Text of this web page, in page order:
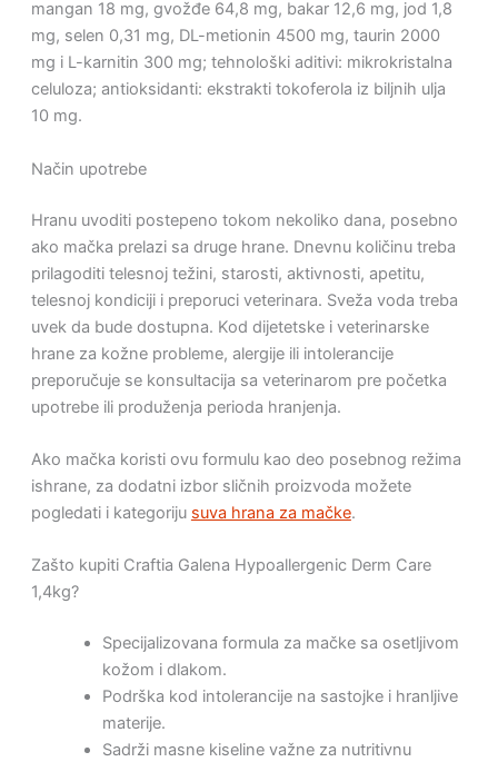
mangan 18 mg, gvožđe 64,8 mg, bakar 12,6 mg, jod 1,8
mg, selen 0,31 mg, DL-metionin 4500 mg, taurin 2000
mg i L-karnitin 300 mg; tehnološki aditivi: mikrokristalna
celuloza; antioksidanti: ekstrakti tokoferola iz biljnih ulja
10 mg.
Način upotrebe
Hranu uvoditi postepeno tokom nekoliko dana, posebno
ako mačka prelazi sa druge hrane. Dnevnu količinu treba
prilagoditi telesnoj težini, starosti, aktivnosti, apetitu,
telesnoj kondiciji i preporuci veterinara. Sveža voda treba
uvek da bude dostupna. Kod dijetetske i veterinarske
hrane za kožne probleme, alergije ili intolerancije
preporučuje se konsultacija sa veterinarom pre početka
upotrebe ili produženja perioda hranjenja.
Ako mačka koristi ovu formulu kao deo posebnog režima
ishrane, za dodatni izbor sličnih proizvoda možete
pogledati i kategoriju suva hrana za mačke.
Zašto kupiti Craftia Galena Hypoallergenic Derm Care
1,4kg?
Specijalizovana formula za mačke sa osetljivom
kožom i dlakom.
Podrška kod intolerancije na sastojke i hranljive
materije.
Sadrži masne kiseline važne za nutritivnu